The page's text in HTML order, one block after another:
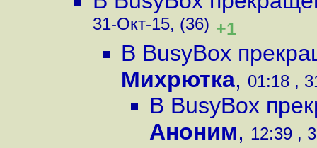
31-Окт-15, (36) +1
В BusyBox
Михрютка, 01:18 ,
В BusyBox
Аноним, 12:39 ,